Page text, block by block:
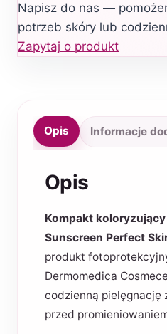
Napisz do nas —
potrzeb skóry lub
Zapytaj o produkt
Opis Informacje
Opis
Kompakt koloryzujący
Sunscreen Perfect
produkt
Dermomedica
codzienną pielęgnację
przed